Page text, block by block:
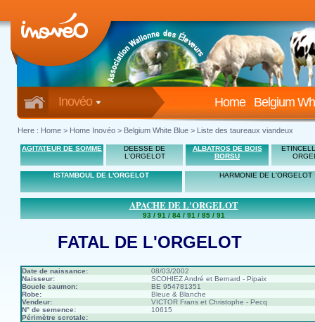
Inovéo Belgium
Home
Here : Home > Home Inovéo > Belgium White Blue > Liste des taureaux viandeux
AGITATEUR DE SOMME
DEESSE DE
L'ORGELOT
ALBATROS DE BOIS
BORSU
ISTAMBOUL DE L'ORGELOT HARMONIE DE L'ORGELOT
APACHE DE L'ORGELOT
93 / 91 / 84 / 91 / 85 / 91
FATAL DE L'ORGELOT
Date de naissance:
08/03/2002
Naisseur:
SCOHIEZ André et Bernard - Pipaix
Boucle saumon:
BE 954781351
Robe:
Bleue & Blanche
Vendeur:
VICTOR Frans et Christophe - Pecq
N° de semence:
10615
Périmètre scrotale: